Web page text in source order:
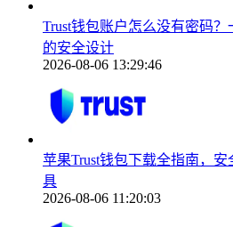
Trust钱包账户怎么没有密码
的安全设计
2026-08-06 13:29:46
苹果Trust钱包下载全指南，
具
2026-08-06 11:20:03